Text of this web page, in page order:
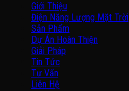
Giới Thiệu
Điện Năng Lượng Mặt Trời
Sản Phẩm
Dự Án Hoàn Thiện
Giải Pháp
Tin Tức
Tư Vấn
Liên Hệ